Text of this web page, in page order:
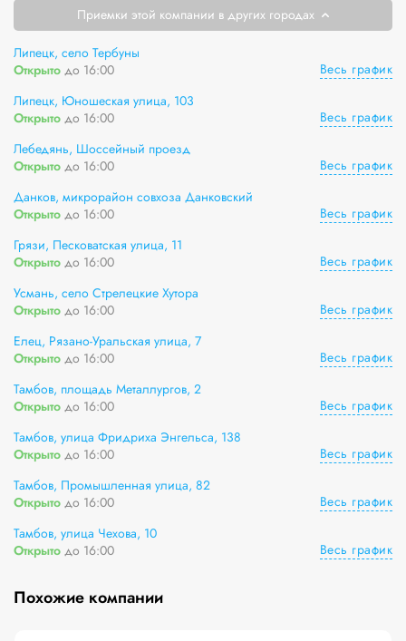
Приемки этой компании в других городах
Липецк, село Тербуны
Открыто до 16:00
Весь график
Липецк, Юношеская улица, 103
Открыто до 16:00
Весь график
Лебедянь, Шоссейный проезд
Открыто до 16:00
Весь график
Данков, микрорайон совхоза Данковский
Открыто до 16:00
Весь график
Грязи, Песковатская улица, 11
Открыто до 16:00
Весь график
Усмань, село Стрелецкие Хутора
Открыто до 16:00
Весь график
Елец, Рязано-Уральская улица, 7
Открыто до 16:00
Весь график
Тамбов, площадь Металлургов, 2
Открыто до 16:00
Весь график
Тамбов, улица Фридриха Энгельса, 138
Открыто до 16:00
Весь график
Тамбов, Промышленная улица, 82
Открыто до 16:00
Весь график
Тамбов, улица Чехова, 10
Открыто до 16:00 Весь график
Похожие компании